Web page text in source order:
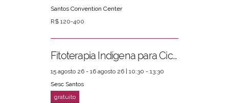
Santos Convention Center
R$ 120-400
Fitoterapia Indígena para Ciclos Femininos
15 agosto 26 - 16 agosto 26 | 10:30 - 13:30
Sesc Santos